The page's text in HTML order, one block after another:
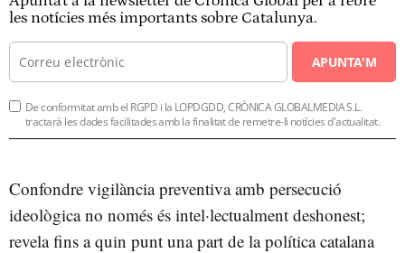
les notícies més importants sobre Catalunya.
APUNTA'M
De conformitat amb el RGPD i la LOPDGDD, CRÒNICA GLOBALMEDIA S.L.
tractarà les dades facilitades amb la finalitat de remetre-li notícies d'actualitat.
Confondre vigilància preventiva amb persecució
ideològica no només és intel·lectualment deshonest;
revela fins a quin punt una part de la política catalana